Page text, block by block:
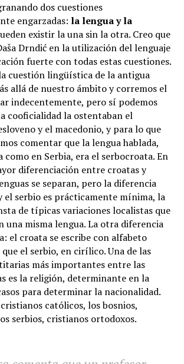
dos cuestiones
engarzadas: la lengua y la
existir la una sin la otra. Creo que
Drndić en la utilización del lenguaje
fuerte con todas estas cuestiones.
cuestión lingüística de la antigua
allá de nuestro ámbito y corremos el
indecentemente, pero sí podemos
cooficialidad la ostentaban el
y el macedonio, y para lo que
comentar que la lengua hablada,
en Serbia, era el serbocroata. En
diferenciación entre croatas y
se separan, pero la diferencia
el serbio es prácticamente mínima, la
de típicas variaciones localistas que
una misma lengua. La otra diferencia
el croata se escribe con alfabeto
el serbio, en cirílico. Una de las
más importantes entre las
es la religión, determinante en la
para determinar la nacionalidad.
católicos, los bosnios,
serbios, cristianos ortodoxos.